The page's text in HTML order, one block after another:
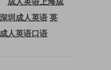
深圳成人英语英
成人英语口语